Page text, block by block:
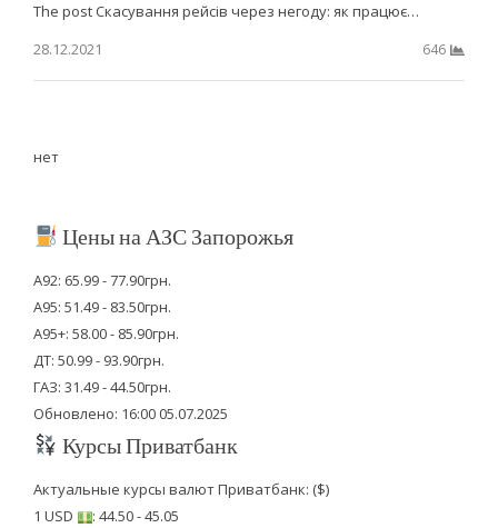
The post Скасування рейсів через негоду: як працює…
28.12.2021
646
нет
Цены на АЗС Запорожья
А92: 65.99 - 77.90грн.
А95: 51.49 - 83.50грн.
А95+: 58.00 - 85.90грн.
ДТ: 50.99 - 93.90грн.
ГАЗ: 31.49 - 44.50грн.
Обновлено: 16:00 05.07.2025
Курсы Приватбанк
Актуальные курсы валют Приватбанк: ($)
1 USD
: 44.50 - 45.05